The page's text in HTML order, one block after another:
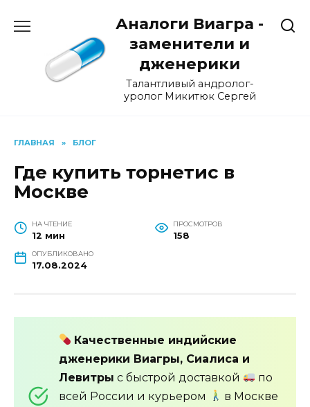
Аналоги Виагра -
заменители и
дженерики
Талантливый андролог-
уролог Микитюк Сергей
ГЛАВНАЯ » БЛОГ
Где купить торнетис в
Москве
НА ЧТЕНИЕ
12 мин
ПРОСМОТРОВ
158
ОПУБЛИКОВАНО
17.08.2024
Качественные индийские
дженерики Виагры, Сиалиса и
Левитры с быстрой доставкой
по
всей России и курьером
в Москве